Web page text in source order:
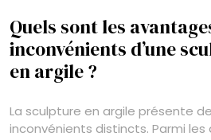
Quels sont les
inconvénients d’une
en argile ?
La sculpture en argile présente
inconvénients distincts. Parmi